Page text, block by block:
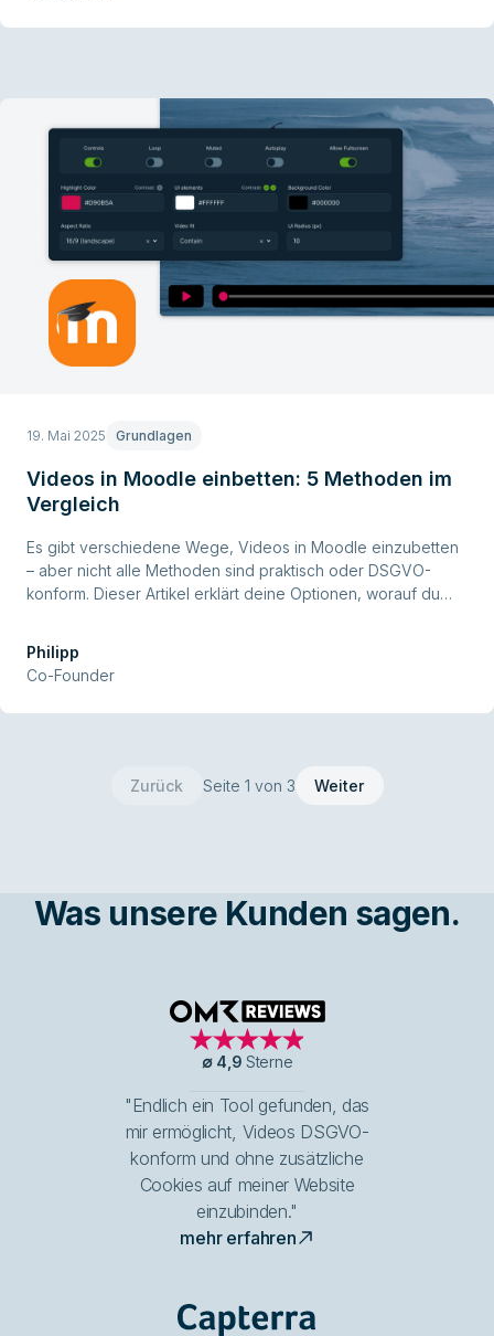
19. Mai 2025 Grundlagen
Videos in Moodle einbetten: 5 Methoden im
Vergleich
Es gibt verschiedene Wege, Videos in Moodle einzubetten
– aber nicht alle Methoden sind praktisch oder DSGVO-
konform. Dieser Artikel erklärt deine Optionen, worauf du
einbettest.
Philipp
Co-Founder
Zurück Seite 1 von 3 Weiter
Was unsere Kunden sagen.
OMR Reviews
∅ 4,9 Sterne
"Endlich ein Tool gefunden, das
mir ermöglicht, Videos DSGVO-
konform und ohne zusätzliche
Cookies auf meiner Website
einzubinden."
mehr erfahren
Capterra